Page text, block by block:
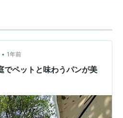
• 1年前
でペットと味わうパンが美